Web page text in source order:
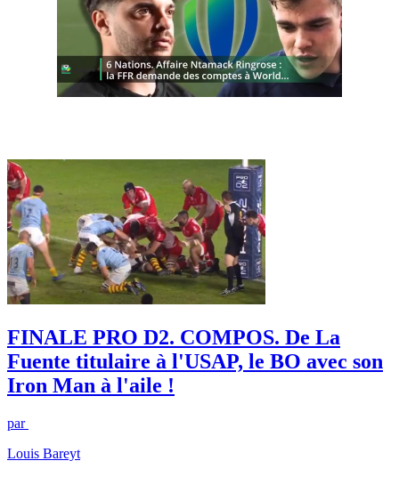
FINALE PRO D2. COMPOS. De La
Fuente titulaire à l'USAP, le BO avec son
Iron Man à l'aile !
par
Louis Bareyt